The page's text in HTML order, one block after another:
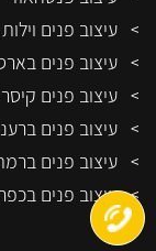
עיצוב פנים וילות
עיצוב פנים
עיצוב פנים
עיצוב פנים
עיצוב פנים
עיצוב פנים